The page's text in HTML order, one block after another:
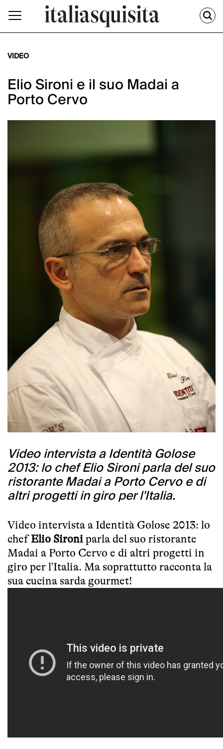
VIDEO
Elio Sironi e il suo Madai a
Porto Cervo
Video intervista a Identità Golose
2013: lo chef Elio Sironi parla del suo
ristorante Madai a Porto Cervo e di
altri progetti in giro per l'Italia.
Video intervista a Identità Golose 2013: lo
chefElio Sironi parla del suo ristorante
Madai a Porto Cervo e di altri progetti in
giro per l'Italia. Ma soprattutto racconta la
sua cucina sarda gourmet!